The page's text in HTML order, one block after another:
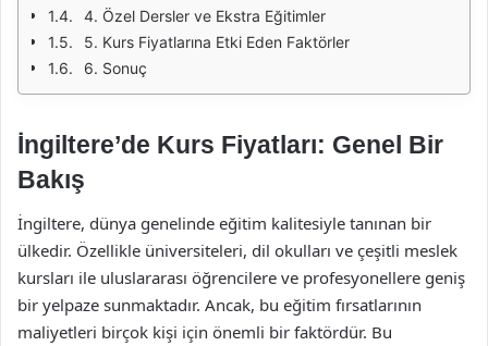
4. Özel Dersler ve Ekstra Eğitimler
5. Kurs Fiyatlarına Etki Eden Faktörler
6. Sonuç
İngiltere’de Kurs Fiyatları: Genel Bir
Bakış
İngiltere, dünya genelinde eğitim kalitesiyle tanınan bir
ülkedir. Özellikle üniversiteleri, dil okulları ve çeşitli meslek
kursları ile uluslararası öğrencilere ve profesyonellere geniş
bir yelpaze sunmaktadır. Ancak, bu eğitim fırsatlarının
maliyetleri birçok kişi için önemli bir faktördür. Bu